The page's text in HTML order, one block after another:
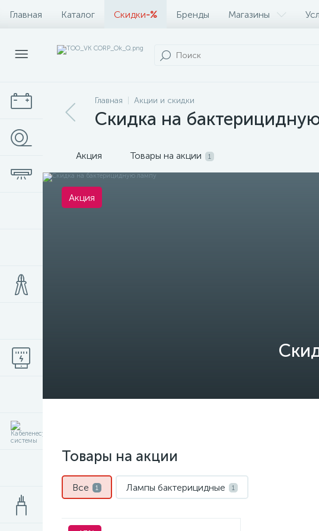
Главная Каталог Скидки-% Бренды Магазины
Главная Акции и скидки
Скидка на
Акция Товары на акции 1
Акция
Товары на акции
Все 1 Лампы бактерицидные 1